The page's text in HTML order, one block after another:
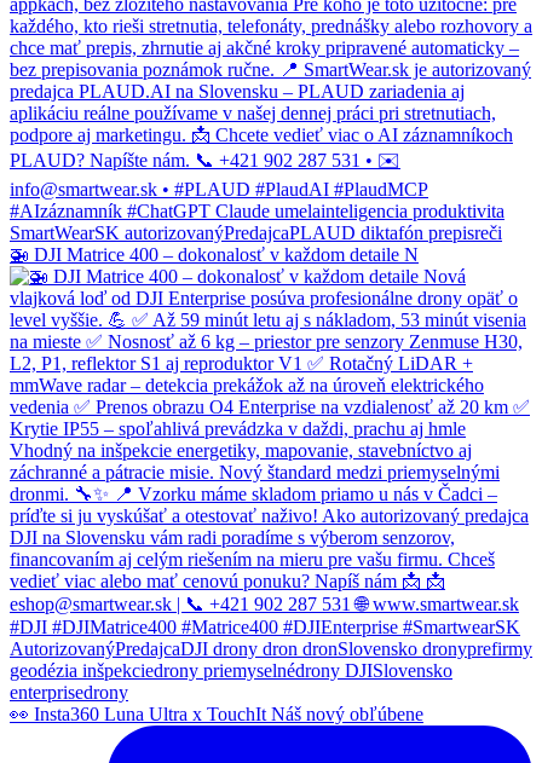
🚁 DJI Matrice 400 – dokonalosť v každom detaile N
👀 Insta360 Luna Ultra x TouchIt Náš nový obľúbene